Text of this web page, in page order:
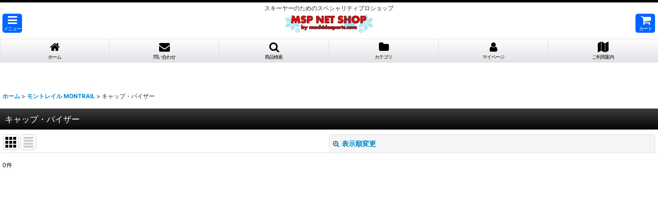
スキーヤーのためのスペシャリティプロショップ
メニュー カート
ホーム 問い合わせ 商品検索 カテゴリ マイページ ご利用案内
ホーム > モントレイル MONTRAIL > キャップ・バイザー
キャップ・バイザー
表示順変更
0件